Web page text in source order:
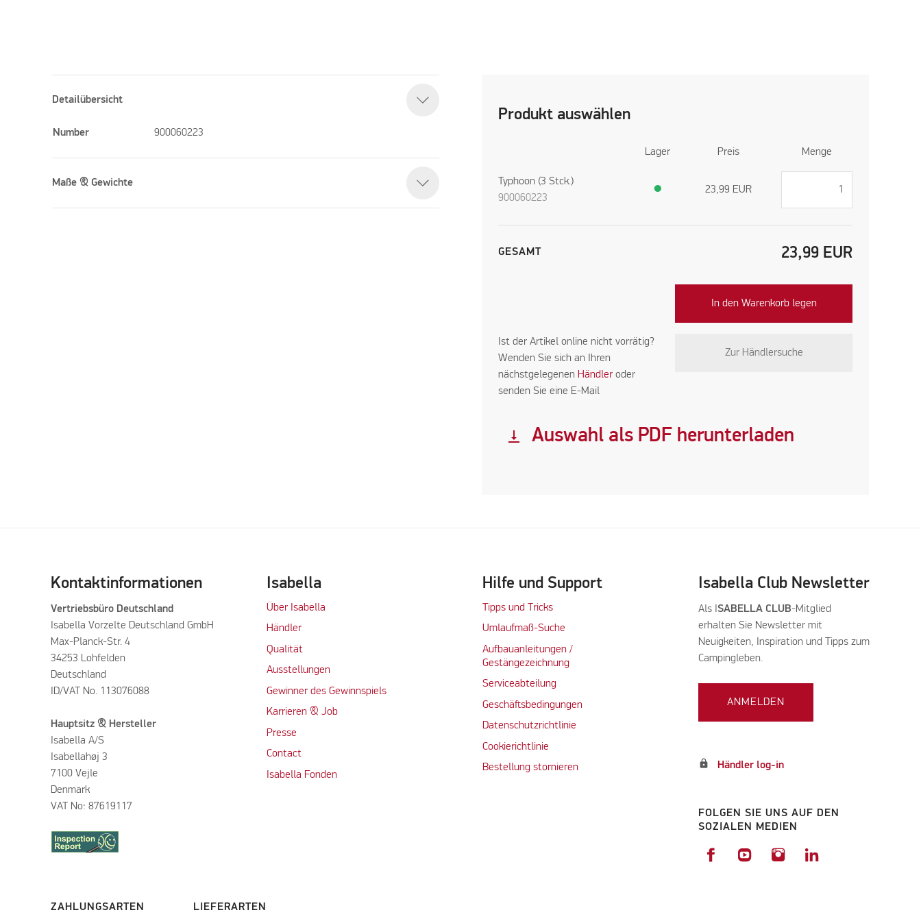
Produkt auswählen
Lager Preis Menge
Typhoon (3 Stck.)
900060223
● 23,99 EUR
GESAMT 23,99 EUR
In den Warenkorb legen
Ist der Artikel online nicht vorrätig?
Wenden Sie sich an Ihren
nächstgelegenen Händler oder
senden Sie eine E-Mail
Zur Händlersuche
vertical_align_bottom Auswahl als PDF herunterladen
Detailübersicht
Number 900060223
Maße & Gewichte
Kontaktinformationen
Vertriebsbüro Deutschland
Isabella Vorzelte Deutschland GmbH
Max-Planck-Str. 4
34253 Lohfelden
Deutschland
ID/VAT No. 113076088
Hauptsitz & Hersteller
Isabella A/S
Isabellahøj 3
7100 Vejle
Denmark
VAT No: 87619117
Isabella
Über Isabella
Händler
Qualität
Ausstellungen
Gewinner des Gewinnspiels
Karrieren & Job
Presse
Contact
Isabella Fonden
Hilfe und Support
Tipps und Tricks
Umlaufmaß-Suche
Aufbauanleitungen /
Gestängezeichnung
Serviceabteilung
Geschäftsbedingungen
Datenschutzrichtlinie
Cookierichtlinie
Bestellung stornieren
Isabella Club Newsletter
Als I SABELLA CLUB-Mitglied
erhalten Sie Newsletter mit
Neuigkeiten, Inspiration und Tipps zum
Campingleben.
ANMELDEN
lock Händler log-in
FOLGEN SIE UNS AUF DEN
SOZIALEN MEDIEN
ZAHLUNGSARTEN LIEFERARTEN